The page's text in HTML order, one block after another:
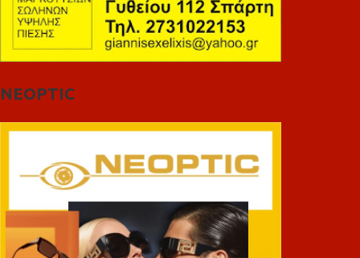
NEOPTIC